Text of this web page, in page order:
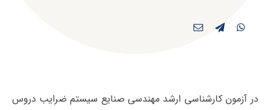
در آزمون کارشناسی ارشد مهندسی صنایع سیستم ضرایب دروس